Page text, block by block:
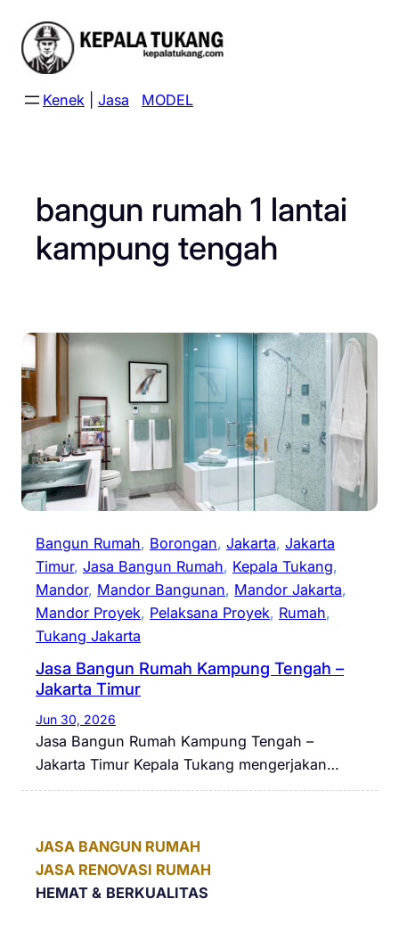
content
Kenek Jasa MODEL
bangun rumah 1 lantai
kampung tengah
Bangun Rumah, Borongan, Jakarta, Jakarta
Timur, Jasa Bangun Rumah, Kepala Tukang
Mandor, Mandor Bangunan, Mandor Jakarta
Mandor Proyek, Pelaksana Proyek, Rumah
Tukang Jakarta
Jasa Bangun Rumah Kampung Tengah –
Jakarta Timur
Jun 30, 2026
Jasa Bangun Rumah Kampung Tengah –
Jakarta Timur Kepala Tukang mengerjakan…
JASA BANGUN RUMAH
JASA RENOVASI RUMAH
HEMAT & BERKUALITAS